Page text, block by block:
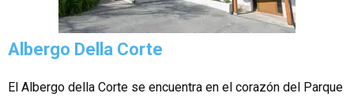
Albergo Della Corte
El Albergo della Corte se encuentra en el corazón del Parque